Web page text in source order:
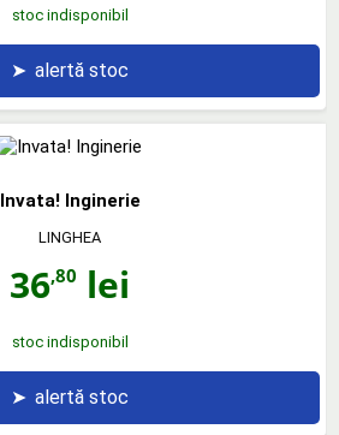
stoc indisponibil
➤ alertă stoc
Invata! Inginerie
LINGHEA
36,80 lei
stoc indisponibil
➤ alertă stoc